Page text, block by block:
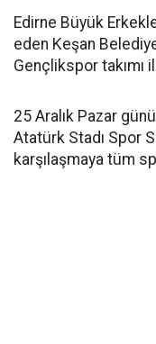
Edirne Büyük
eden Keşan
Gençlikspor takımı
25 Aralık Pazar
Atatürk Stadı Spor
karşılaşmaya tüm